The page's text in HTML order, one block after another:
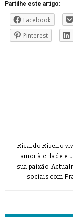
Partilhe este artigo:
Facebook
Pinterest
Ricardo Ribeiro
amor à cidade e
sua paixão.
sociais com